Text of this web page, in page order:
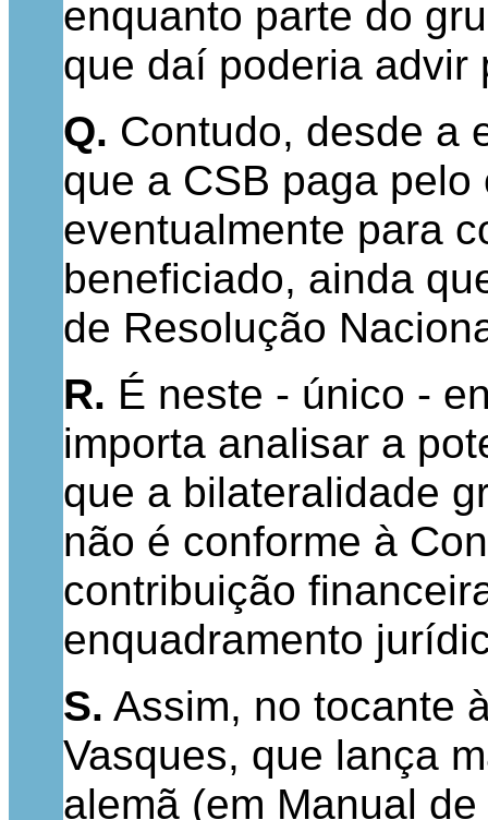
enquanto parte do
que daí poderia advir
Q. Contudo, desde a
que a CSB paga
eventualmente para
beneficiado, ainda
de Resolução
R. É neste - único -
importa analisar a
que a bilateralidade
não é conforme à
contribuição
enquadramento
S. Assim, no tocante
Vasques, que lança
alemã (em Manual